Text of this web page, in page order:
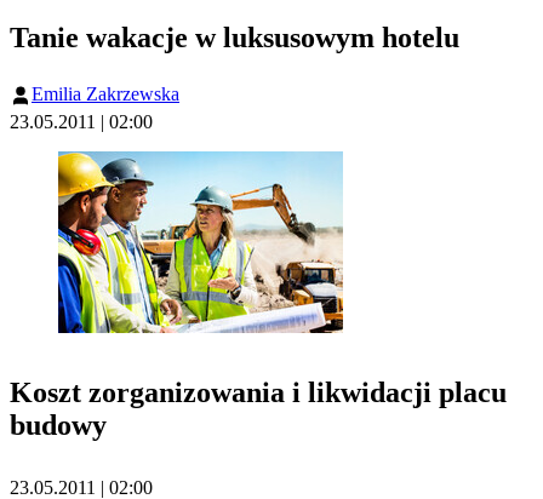
Tanie wakacje w luksusowym hotelu
Emilia Zakrzewska
23.05.2011 | 02:00
Koszt zorganizowania i likwidacji placu
budowy
23.05.2011 | 02:00